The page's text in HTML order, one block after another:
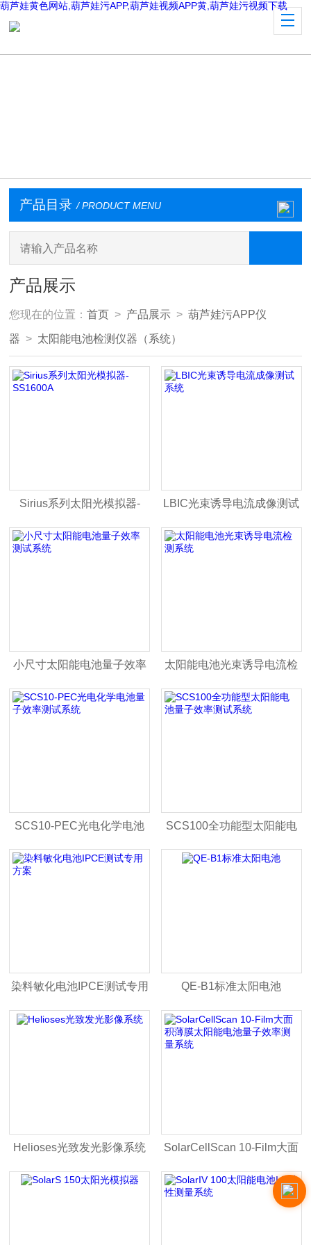
葫芦娃黄色网站,葫芦娃污APP,葫芦娃视频APP黄,葫芦娃污视频下载
产品目录 / PRODUCT MENU
产品展示
您现在的位置：首页 > 产品展示 >葫芦娃污APP仪
器 > 太阳能电池检测仪器（系统）
Sirius系列太阳光模拟器-
SS1600A
LBIC光束诱导电流成像测试
系统
小尺寸太阳能电池量子效率
测试系统
太阳能电池光束诱导电流检
测系统
SCS10-PEC光电化学电池
量子效率测试系统
SCS100全功能型太阳能电
池量子效率测试系统
染料敏化电池IPCE测试专用
方案
QE-B1标准太阳电池
Helioses光致发光影像系统 SolarCellScan 10-Film大面
积薄膜太阳能电池量子效率
测量系统